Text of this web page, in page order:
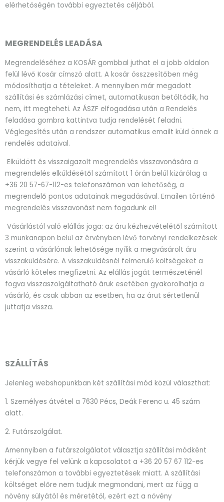
elérhetőségén további egyeztetés céljából.
MEGRENDELÉS LEADÁSA
Megrendeléséhez a KOSÁR gombbal juthat el a jobb oldalon
felül lévő Kosár címszó alatt. A kosár összzesítőben még
módosíthatja a tételeket. A mennyiben már megadott
szállítási és számlázási címet, automatikusan betöltődik, ha
nem, itt megteheti. Az ÁSZF elfogadása után a Rendelés
feladása gombra kattintva tudja rendelését feladni.
Véglegesítés után a rendszer automatikus emailt küld önnek a
rendelés adataival.
Elküldött és visszaigazolt megrendelés visszavonására a
megrendelés elküldésétől számított 1 órán belül kizárólag a
+36 20 57-67-112-es telefonszámon van lehetőség, a
megrendelő pontos adatainak megadásával. Emailen történő
megrendelés visszavonást nem fogadunk el!
Vásárlástól való elállás joga: az áru kézhezvételétől számított
3 munkanapon belül az érvényben lévő törvényi rendelkezések
szerint a vásárlónak lehetősége nyílik a megvásárolt áru
visszaküldésére. A visszaküldésnél felmerülő költségeket a
vásárló köteles megfizetni. Az elállás jogát természeténél
fogva visszaszolgáltatható áruk esetében gyakorolhatja a
vásárló, és csak abban az esetben, ha az árut sértetlenül
juttatja vissza.
SZÁLLÍTÁS
Jelenleg webshopunkban két szállítási mód közül választhat:
1. Személyes átvétel a 7630 Pécs, Deák Ferenc u. 45 szám
alatt.
2. Futárszolgálat.
Amennyiben a futárszolgálatot választja szállítási módként
kérjük vegye fel velünk a kapcsolatot a +36 20 57 67 112-es
telefonszámon a további egyeztetések miatt. A szállítási
költséget előre nem tudjuk megmondani, mert az függ a
növény súlyától és méretétől, ezért ezt a növény